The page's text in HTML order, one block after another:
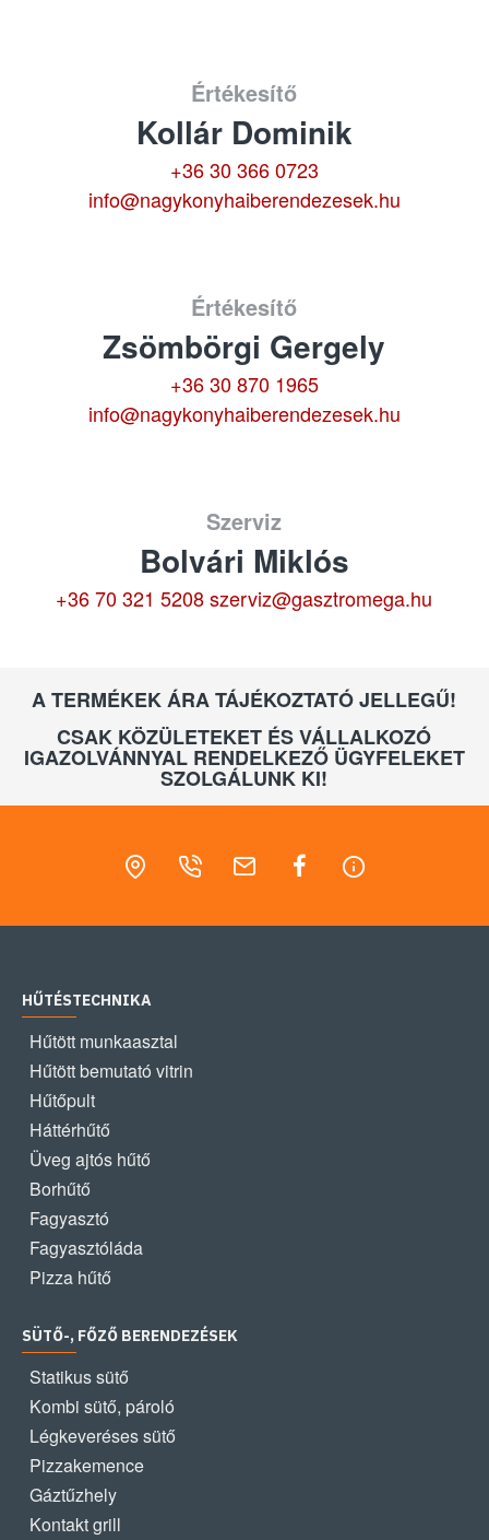
Értékesítő
Kollár Dominik
+36 30 366 0723
info@nagykonyhaiberendezesek.hu
Értékesítő
Zsömbörgi Gergely
+36 30 870 1965
info@nagykonyhaiberendezesek.hu
Szerviz
Bolvári Miklós
+36 70 321 5208 szerviz@gasztromega.hu
A TERMÉKEK ÁRA TÁJÉKOZTATÓ JELLEGŰ!
CSAK KÖZÜLETEKET ÉS VÁLLALKOZÓ
IGAZOLVÁNNYAL RENDELKEZŐ ÜGYFELEKET
SZOLGÁLUNK KI!
HŰTÉSTECHNIKA
Hűtött munkaasztal
Hűtött bemutató vitrin
Hűtőpult
Háttérhűtő
Üveg ajtós hűtő
Borhűtő
Fagyasztó
Fagyasztóláda
Pizza hűtő
SÜTŐ-, FŐZŐ BERENDEZÉSEK
Statikus sütő
Kombi sütő, pároló
Légkeveréses sütő
Pizzakemence
Gáztűzhely
Kontakt grill